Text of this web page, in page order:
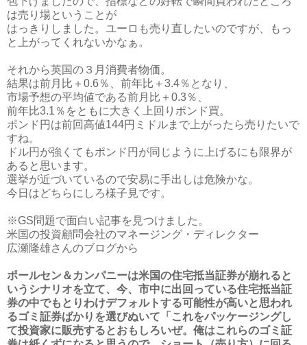
は売り場ということが
はっきりしました。ユーロも売り直したいのですが、もっ
と上がってくれないかなぁ。
それから英国の３月消費者物価。
結果は前月比＋0.6％、前年比＋3.4％となり、
市場予想の平均値である前月比＋0.3％、
前年比3.1％をともに大きく上回りポンド買。
ポンド円は前回高値144円ミドルまで上がったら売りたいで
すね。
ドル円が強くてもポンド円が同じように上げるにも限界が
あると思います。
選挙が近づいているので安易に手出しは危険かな。
今日はどちらにしろ様子見です。
※GS問題で面白い記事を見つけました。
米国の投資顧問会社のマネージング・ディレクター
広瀬隆雄さんのブログから
ポールセン＆カンパニーは米国の住宅抵当証券が崩れると
いうシナリオを立て、今、市中に出回っている住宅抵当証
券の中でもとりわけデフォルトする可能性が高いと思われ
るゴミ証券ばかりを選びぬいて「これをパッケージングし
て投資家に販売するとおもしろいぜ。俺はこれらのゴミ証